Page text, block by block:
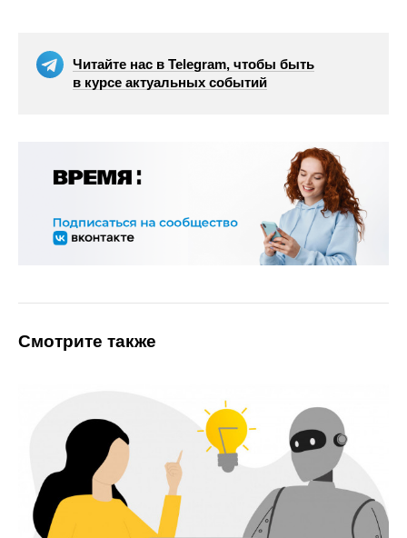
Читайте нас в Telegram, чтобы быть
в курсе актуальных событий
Смотрите также